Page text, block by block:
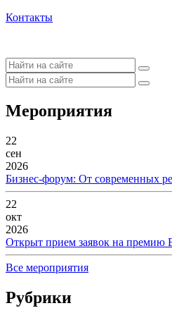
Контакты
Мероприятия
22
сен
2026
Бизнес-форум: От современных
22
окт
2026
Открыт прием заявок на премию
Все мероприятия
Рубрики